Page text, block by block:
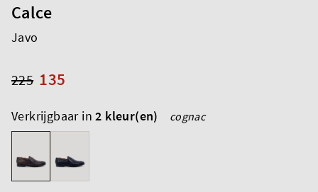
Calce
Javo
135
225
Verkrijgbaar in2 kleur(en) cognac